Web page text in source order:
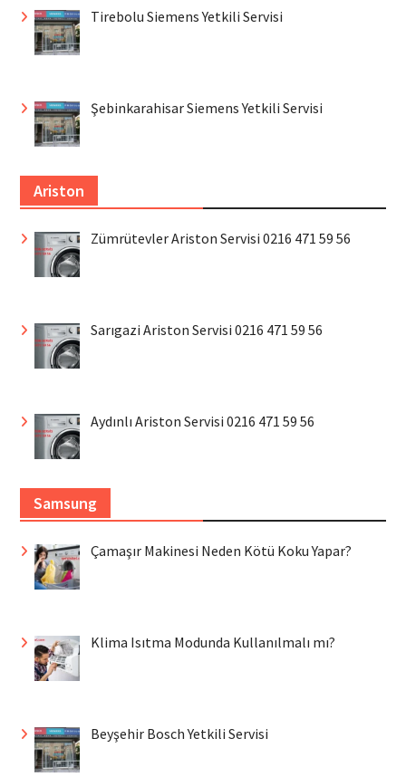
Tirebolu Siemens Yetkili Servisi
Şebinkarahisar Siemens Yetkili Servisi
Ariston
Zümrütevler Ariston Servisi 0216 471 59 56
Sarıgazi Ariston Servisi 0216 471 59 56
Aydınlı Ariston Servisi 0216 471 59 56
Samsung
Çamaşır Makinesi Neden Kötü Koku Yapar?
Klima Isıtma Modunda Kullanılmalı mı?
Beyşehir Bosch Yetkili Servisi